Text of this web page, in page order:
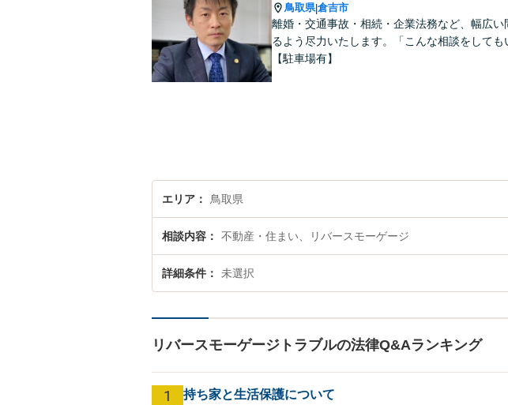
鳥取県|倉吉市
離婚・交通事故・相続・企業法務など、幅広
るよう尽力いたします。「こんな相談をして
【駐車場有】
エリア 鳥取県
相談内容 不動産・住まい、リバースモーゲージ
詳細条件 未選択
リバースモーゲージトラブルの法律Q&Aランキング
1 持ち家と生活保護について